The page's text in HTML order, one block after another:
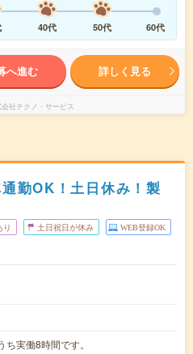
40代 50代 60代
へ進む 詳しく見る
社テクノ・サービス
勤OK！土日休み！製
り 土日祝日が休み WEB登録OK
実働8時間です。